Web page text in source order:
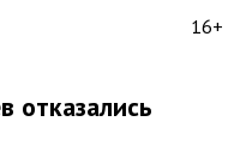
16+
отказались